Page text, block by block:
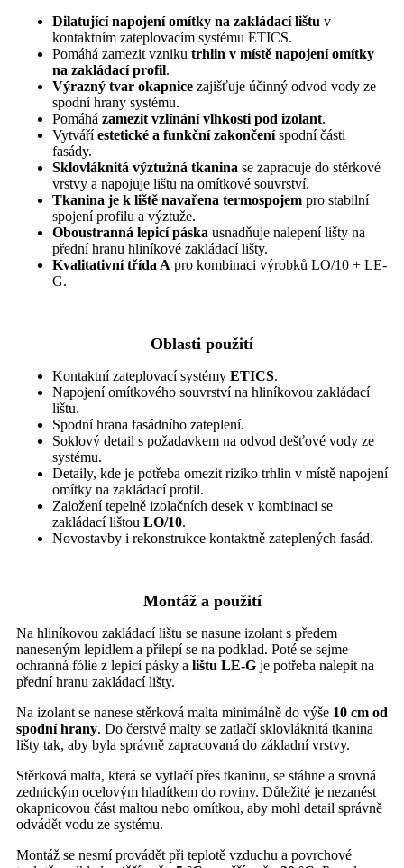
Dilatující napojení omítky na zakládací lištu v
kontaktním zateplovacím systému ETICS.
Pomáhá zamezit vzniku trhlin v místě napojení omítky
na zakládací profil.
Výrazný tvar okapnice zajišťuje účinný odvod vody ze
spodní hrany systému.
Pomáhá zamezit vzlínání vlhkosti pod izolant.
Vytváříestetické a funkční zakončeníspodní části
fasády.
Sklovláknitá výztužná tkanina se zapracuje do stěrkové
vrstvy a napojuje lištu na omítkové souvrství.
Tkanina je k liště navařena termospojem pro stabilní
spojení profilu a výztuže.
Oboustranná lepicí páska usnadňuje nalepení lišty na
přední hranu hliníkové zakládací lišty.
Kvalitativní třída A pro kombinaci výrobků LO/10 + LE-
G.
Oblasti použití
Kontaktní zateplovací systémy ETICS.
Napojení omítkového souvrství na hliníkovou zakládací
lištu.
Spodní hrana fasádního zateplení.
Soklový detail s požadavkem na odvod dešťové vody ze
systému.
Detaily, kde je potřeba omezit riziko trhlin v místě napojení
omítky na zakládací profil.
Založení tepelně izolačních desek v kombinaci se
zakládací lištou LO/10.
Novostavby i rekonstrukce kontaktně zateplených fasád.
Montáž a použití
Na hliníkovou zakládací lištu se nasune izolant s předem
naneseným lepidlem a přilepí se na podklad. Poté se sejme
ochranná fólie z lepicí pásky a lištu LE-G je potřeba nalepit na
přední hranu zakládací lišty.
Na izolant se nanese stěrková malta minimálně do výše 10 cm od
spodní hrany. Do čerstvé malty se zatlačí sklovláknitá tkanina
lišty tak, aby byla správně zapracovaná do základní vrstvy.
Stěrková malta, která se vytlačí přes tkaninu, se stáhne a srovná
zednickým ocelovým hladítkem do roviny. Důležité je nezanést
okapnicovou část maltou nebo omítkou, aby mohl detail správně
odvádět vodu ze systému.
Montáž se nesmí provádět při teplotě vzduchu a povrchové